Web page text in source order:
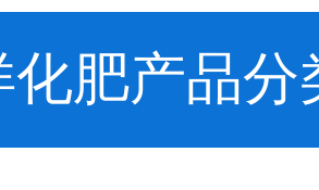
化肥产品分